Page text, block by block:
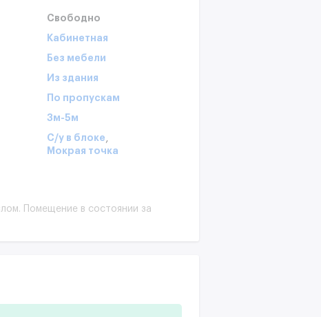
Свободно
Кабинетная
Без мебели
Из здания
По пропускам
3м-5м
С/у в блоке ,
Мокрая точка
Помещение в состоянии за